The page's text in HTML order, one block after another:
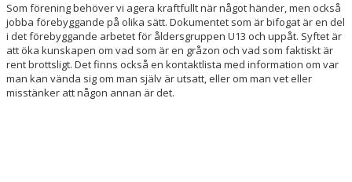
Som förening behöver vi agera kraftfullt när något händer, men också
jobba förebyggande på olika sätt. Dokumentet som är bifogat är en del
i det förebyggande arbetet för åldersgruppen U13 och uppåt. Syftet är
att öka kunskapen om vad som är en gråzon och vad som faktiskt är
rent brottsligt. Det finns också en kontaktlista med information om var
man kan vända sig om man själv är utsatt, eller om man vet eller
misstänker att någon annan är det.